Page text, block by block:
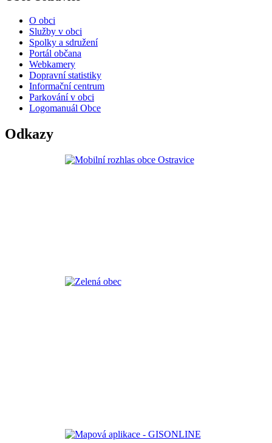
O obci
Služby v obci
Spolky a sdružení
Portál občana
Webkamery
Dopravní statistiky
Informační centrum
Parkování v obci
Logomanuál Obce
Odkazy